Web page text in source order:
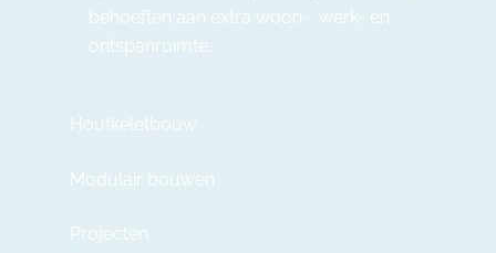
behoeften aan extra woon-, werk- en
ontspanruimte.
Houtkeletbouw
Modulair bouwen
Projecten